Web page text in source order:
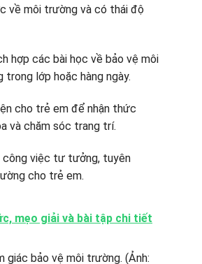
về môi trường và có thái độ
hợp các bài học về bảo vệ môi
lớp hoặc hàng ngày.
cho trẻ em để nhận thức
và chăm sóc trang trí.
công việc tư tưởng, tuyên
cho trẻ em.
mẹo giải và bài tập chi tiết